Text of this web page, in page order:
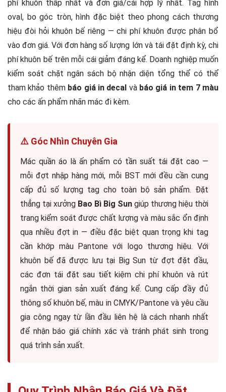
phí khuôn thấp nhất và đơn giá/cái hợp lý nhất. Tag hình
oval, bo góc tròn, hình đặc biệt theo phong cách thương
hiệu đòi hỏi khuôn bế riêng — chi phí khuôn được phân bổ
vào đơn giá. Với đơn hàng số lượng lớn và tái đặt định kỳ, chi
phí khuôn bế trên mỗi cái giảm đáng kể. Doanh nghiệp muốn
kiểm soát chặt ngân sách bộ nhận diện tổng thể có thể
tham khảo thêm báo giá in decal và báo giá in tem 7 màu
cho các ấn phẩm nhãn mác đi kèm.
⚠️ Góc Nhìn Chuyên Gia
Mác quần áo là ấn phẩm có tần suất tái đặt cao —
mỗi đợt nhập hàng mới, mỗi BST mới đều cần cung
cấp đủ số lượng tag cho toàn bộ sản phẩm. Đặt
thẳng tại xưởng Bao Bì Big Sun giúp thương hiệu thời
trang kiểm soát được chất lượng và màu sắc ổn định
qua nhiều đợt in — điều đặc biệt quan trọng khi tag
cần khớp màu Pantone với logo thương hiệu. Với
khuôn bế đã được lưu tại Big Sun từ đợt đặt đầu,
các đơn tái đặt sau tiết kiệm chi phí khuôn và rút
ngắn thời gian sản xuất đáng kể. Cung cấp đầy đủ
thông số khuôn bế, màu in CMYK/Pantone và yêu cầu
gia công ngay từ lần đầu liên hệ là cách nhanh nhất
để nhận báo giá chính xác và tránh phát sinh trong
quá trình sản xuất.